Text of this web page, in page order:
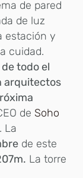
de pared
de luz
estación y
cuidad.
todo el
arquitectos
de Soho
La
de este
La torre